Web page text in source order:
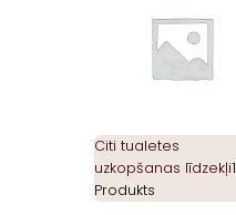
Citi tualetes
uzkopšanas līdzekļi1
Produkts